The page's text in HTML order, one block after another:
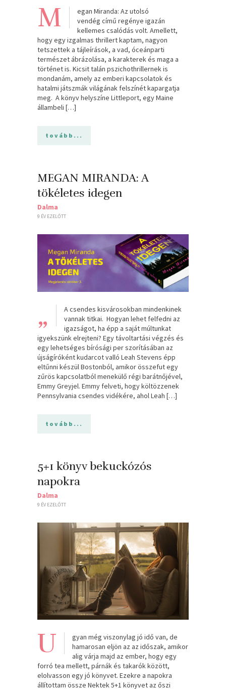
M
egan Miranda: Az utolsó
vendég című regénye igazán
kellemes csalódás volt. Amellett,
hogy egy izgalmas thrillert kaptam, nagyon
tetszettek a tájleírások, a vad, óceánparti
természet ábrázolása, a karakterek és maga a
történet is. Kicsit talán pszichothrillernek is
mondanám, amely az emberi kapcsolatok és
hatalmi játszmák világának felszínét kapargatja
meg. A könyv helyszíne Littleport, egy Maine
állambeli […]
tovább...
MEGAN MIRANDA: A
tökéletes idegen
Dalma
9 ÉV EZELŐTT
„
A ​csendes kisvárosokban mindenkinek
vannak titkai. Hogyan lehet felfedni az
igazságot, ha épp a saját múltunkat
igyekszünk elrejteni? Egy távoltartási végzés és
egy lehetséges bírósági per szorításában az
újságíróként kudarcot valló Leah Stevens épp
eltűnni készül Bostonból, amikor összefut egy
zűrös kapcsolatból menekülő régi barátnőjével,
Emmy Greyjel. Emmy felveti, hogy költözzenek
Pennsylvania csendes vidékére, ahol Leah […]
tovább...
5+1 könyv bekuckózós
napokra
Dalma
9 ÉV EZELŐTT
U
gyan még viszonylag jó idő van, de
hamarosan eljön az az időszak, amikor
alig várja majd az ember, hogy egy
forró tea mellett, párnák és takarók között,
elolvasson egy jó könyvet. Ezekre a napokra
állítottam össze Nektek 5+1 könyvet az őszi